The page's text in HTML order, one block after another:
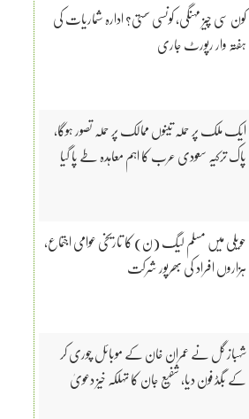
کون سی چیز مہنگی، کونسی سستی؟ ادارہ شماریات کی
ہفتہ وار رپورٹ جاری
ایک ملک پر حملہ تینوں ممالک پر حملہ تصور ہوگا،
پاک ترکیہ سعودی عرب کا اہم معاہدہ طے پا گیا
حویلی میں مسلم لیگ (ن) کا تاریخی عوامی اجتماع،
ہزاروں افراد کی بھرپور شرکت
شہباز گل نے عمران خان کے موبائل چوری کر
کے بگڈ فون دیا، شفیع جان کا تہلکہ خیز دعویٰ